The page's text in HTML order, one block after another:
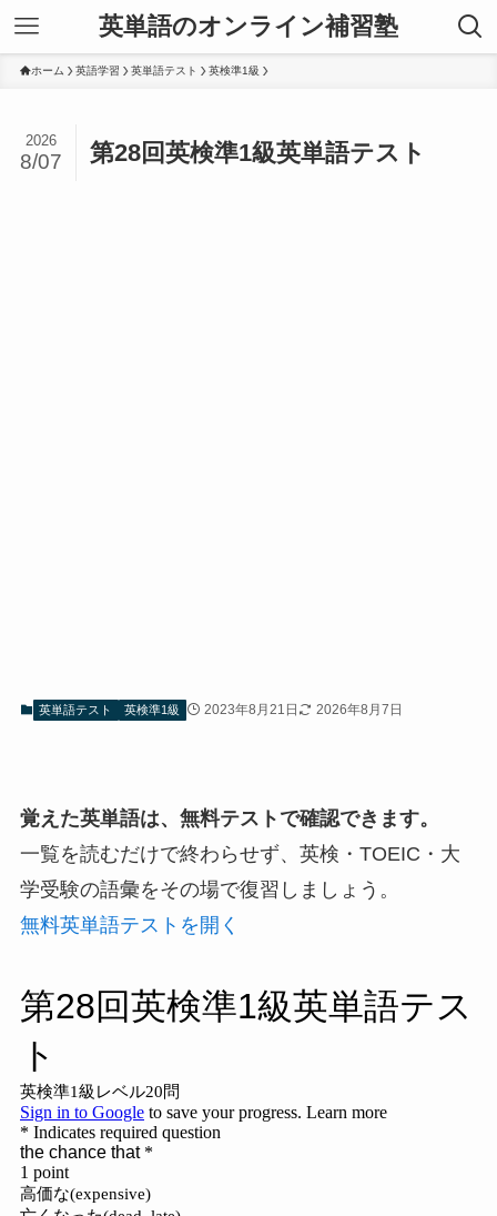
英単語のオンライン補習塾
ホーム 英語学習 英単語テスト 英検準1級
第28回英検準1級英単語テスト
2026
8/07
英単語テスト 英検準1級 2023年8月21日 2026年8月7日
覚えた英単語は、無料テストで確認できます。
一覧を読むだけで終わらせず、英検・TOEIC・大
学受験の語彙をその場で復習しましょう。
無料英単語テストを開く